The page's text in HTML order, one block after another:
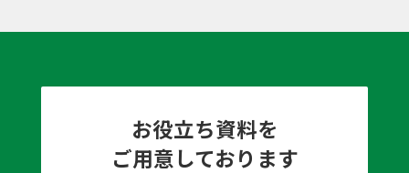
お役立ち資料を
ご用意しております